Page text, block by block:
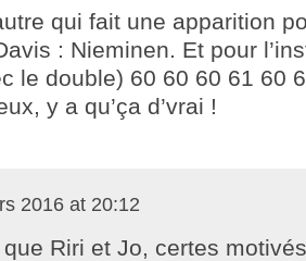
qui fait une apparition
: Nieminen. Et pour
le double) 60 60 60 61 60
y a qu’ça d’vrai !
2016 at 20:12
Riri et Jo, certes